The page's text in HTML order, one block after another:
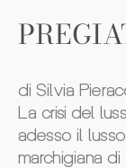
di Silvia
La crisi del
adesso il
marchigiana